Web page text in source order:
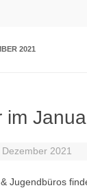
2021
im
Dezember 2021
Jugendbüros